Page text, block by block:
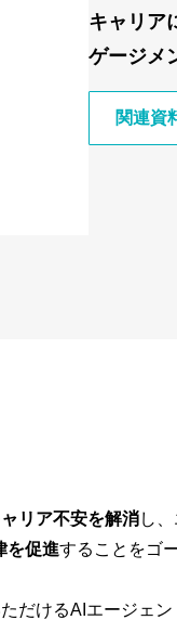
キャリア
ゲージメ
関連資
リア不安を解消し
を促進することをゴ
だけるAIエージェン